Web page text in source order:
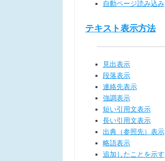
自動ページ読み込み
テキスト表示方法
見出表示
段落表示
連絡先表示
強調表示
短い引用文表示
長い引用文表示
出典（参照先）表示
略語表示
追加したことを示す